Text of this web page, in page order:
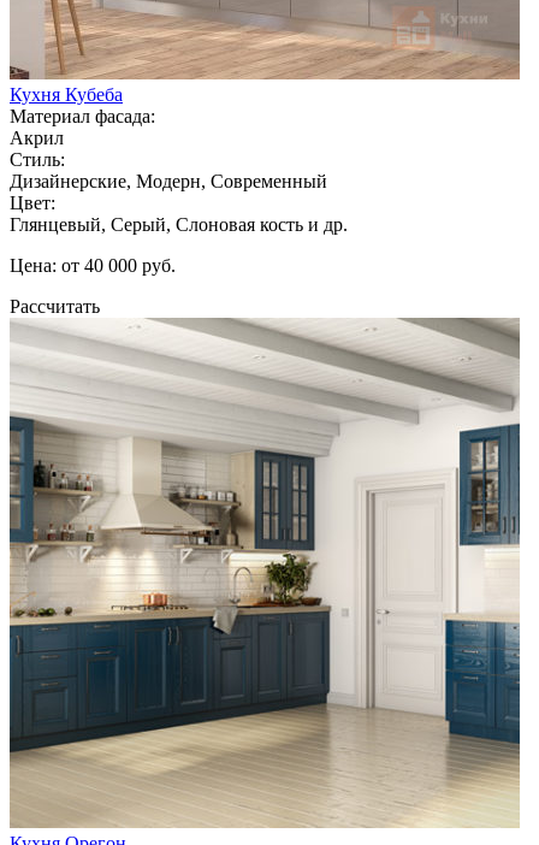
Кухня Кубеба
Материал фасада:
Акрил
Стиль:
Дизайнерские, Модерн, Современный
Цвет:
Глянцевый, Серый, Слоновая кость и др.
Цена: от 40 000 руб.
Рассчитать